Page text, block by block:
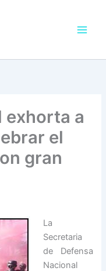
exhorta a
el
gran
La
Secretaria
de Defensa
Nacional